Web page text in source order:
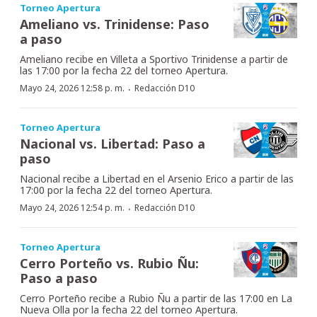
Torneo Apertura
Ameliano vs. Trinidense: Paso
a paso
Ameliano recibe en Villeta a Sportivo Trinidense a partir de
las 17:00 por la fecha 22 del torneo Apertura.
Mayo 24, 2026 12:58 p. m. · Redacción D10
Torneo Apertura
Nacional vs. Libertad: Paso a
paso
Nacional recibe a Libertad en el Arsenio Erico a partir de las
17:00 por la fecha 22 del torneo Apertura.
Mayo 24, 2026 12:54 p. m. · Redacción D10
Torneo Apertura
Cerro Porteño vs. Rubio Ñu:
Paso a paso
Cerro Porteño recibe a Rubio Ñu a partir de las 17:00 en La
Nueva Olla por la fecha 22 del torneo Apertura.